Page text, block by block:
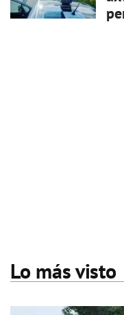
Lo más visto